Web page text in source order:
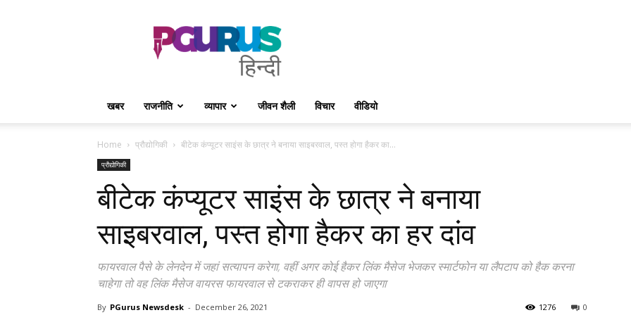
PGurus
Hindi
खबर राजनीति व्यापार जीवन शैली विचार वीडियो
Home प्रौद्योगिकी बीटेक कंप्यूटर साइंस के छात्र ने बनाया साइबरवाल, पस्त होगा हैकर का...
प्रौद्योगिकी
बीटेक कंप्यूटर साइंस के छात्र ने बनाया
साइबरवाल, पस्त होगा हैकर का हर दांव
फायरवाल पैसे के लेनदेन में जहां सत्यापन करेगा, वहीं अगर कोई हैकर लिंक मैसेज भेजकर स्मार्टफोन या लैपटाप को हैक करना
चाहेगा तो वह लिंक मैसेज वायरस फायरवाल से टकराकर ही वापस हो जाएगा
By PGurus Newsdesk - December 26, 2021 0
1276